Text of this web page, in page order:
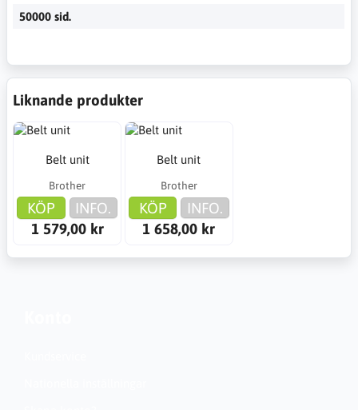
50000 sid.
Liknande produkter
Belt unit
Brother
KÖP
INFO.
1 579,00 kr
Belt unit
Brother
KÖP
INFO.
1 658,00 kr